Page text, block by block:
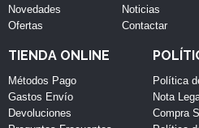
Novedades
Ofertas
Noticias
Contactar
TIENDA ONLINE
Métodos Pago
Gastos Envío
Devoluciones
Política
Nota
Compra